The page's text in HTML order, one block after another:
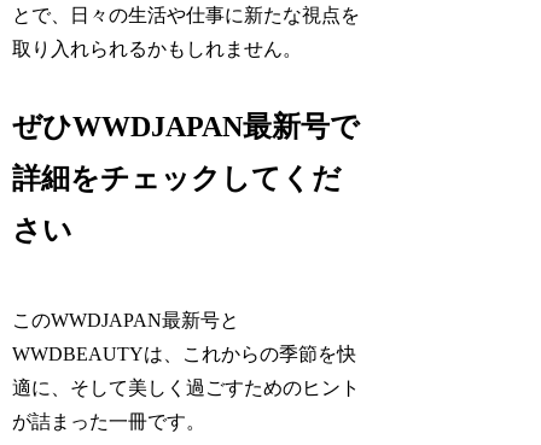
とで、日々の生活や仕事に新たな視点を
取り入れられるかもしれません。
ぜひWWDJAPAN最新号で
詳細をチェックしてくだ
さい
このWWDJAPAN最新号と
WWDBEAUTYは、これからの季節を快
適に、そして美しく過ごすためのヒント
が詰まった一冊です。